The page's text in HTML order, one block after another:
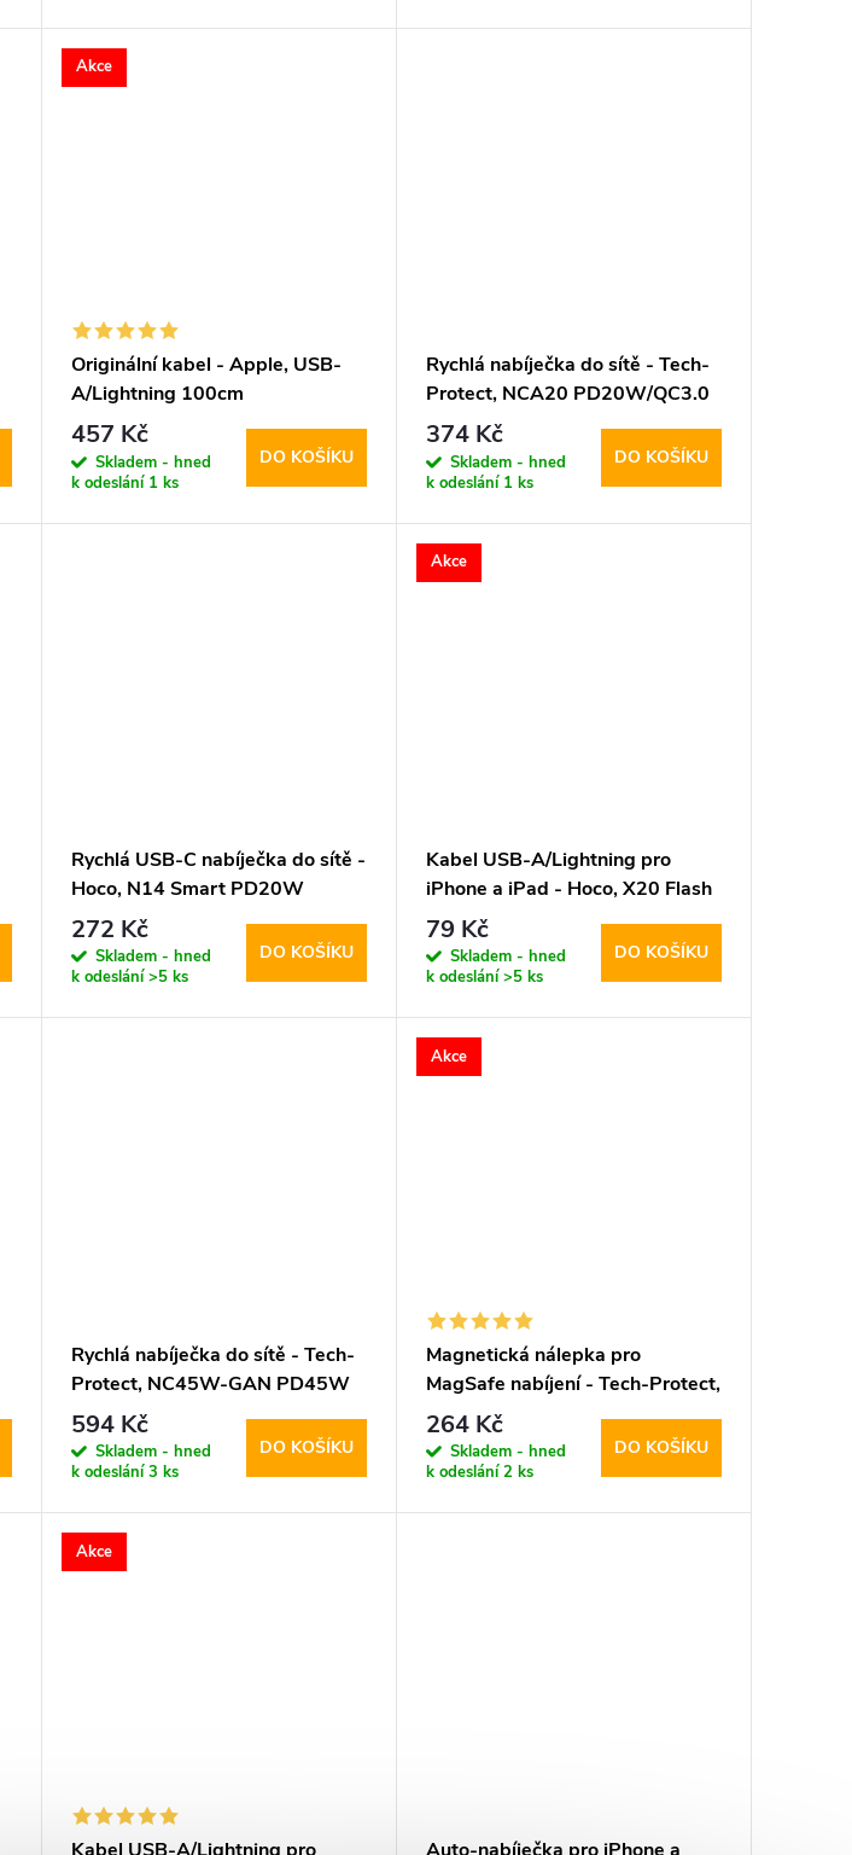
Akce
Originální kabel - Apple, USB-
A/Lightning 100cm
457 Kč
Skladem - hned
k odeslání 1 ks
DO KOŠÍKU
Rychlá nabíječka do sítě - Tech-
Protect, NCA20 PD20W/QC3.0
+ Lightning kabel
374 Kč
Skladem - hned
k odeslání 1 ks
DO KOŠÍKU
Rychlá USB-C nabíječka do sítě -
Hoco, N14 Smart PD20W
272 Kč
Skladem - hned
k odeslání>5 ks
DO KOŠÍKU
Akce
Kabel USB-A/Lightning pro
iPhone a iPad - Hoco, X20 Flash
Black
79 Kč
Skladem - hned
k odeslání>5 ks
DO KOŠÍKU
Rychlá nabíječka do sítě - Tech-
Protect, NC45W-GAN PD45W
White
594 Kč
Skladem - hned
k odeslání3 ks
DO KOŠÍKU
Akce
Magnetická nálepka pro
MagSafe nabíjení - Tech-Protect,
Magmat Magnetic Ring Black
264 Kč
Skladem - hned
k odeslání2 ks
DO KOŠÍKU
Akce